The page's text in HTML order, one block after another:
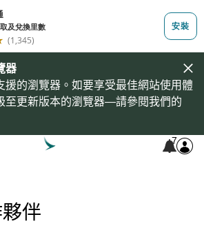
器
援的瀏覽器。如要享受最佳網站使用體
至更新版本的瀏覽器—請參閱我們的
7
伴